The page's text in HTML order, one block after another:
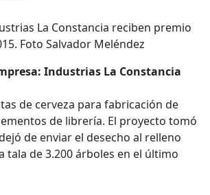
La Constancia reciben premio
Foto Salvador Meléndez
Industrias La Constancia
de cerveza para fabricación de
de librería. El proyecto tomó
de enviar el desecho al relleno
tala de 3.200 árboles en el último